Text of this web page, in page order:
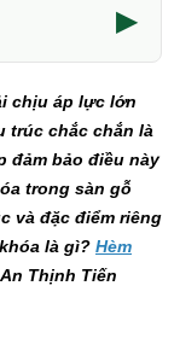
▶
chịu áp lực lớn
trúc chắc chắn là
đảm bảo điều này
trong sàn gỗ
và đặc điểm riêng
là gì? Hèm
Thịnh Tiến